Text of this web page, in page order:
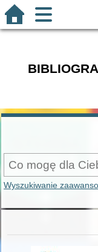
Wyszukiwanie